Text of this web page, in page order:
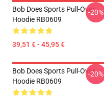
Bob Does Sports Pull-Over
Hoodie RB0609
39,51 € - 45,95 €
-20%
Bob Does Sports Pull-Over
Hoodie RB0609
-20%